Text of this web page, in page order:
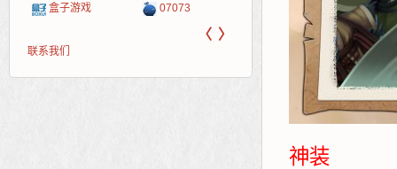
盒子游戏 07073 网易
Cwan
一游网
〈 〉
联系我们
神装